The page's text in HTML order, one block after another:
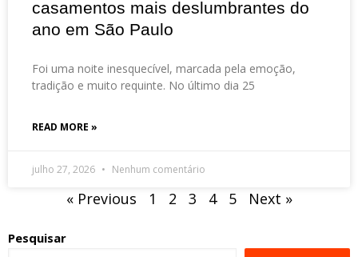
casamentos mais deslumbrantes do
ano em São Paulo
Foi uma noite inesquecível, marcada pela emoção,
tradição e muito requinte. No último dia 25
READ MORE »
julho 27, 2026 Nenhum comentário
« Previous 1 2 3 4 5 Next »
Pesquisar